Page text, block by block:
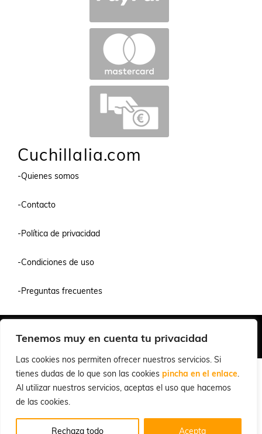
Tenemos muy en cuenta tu privacidad
Las cookies nos permiten ofrecer nuestros servicios. Si
tienes dudas de lo que son las cookies pincha en el enlace.
Al utilizar nuestros servicios, aceptas el uso que hacemos
de las cookies.
Rechaza todo Acepta
Cuchillalia.com
-Quienes somos
-Contacto
-Política de privacidad
-Condiciones de uso
-Preguntas frecuentes
© 2026 Cuchillalia.com